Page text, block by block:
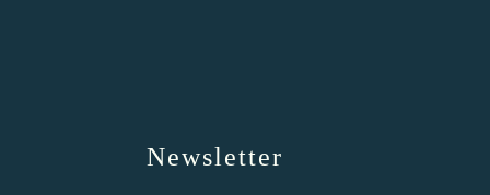
Newsletter